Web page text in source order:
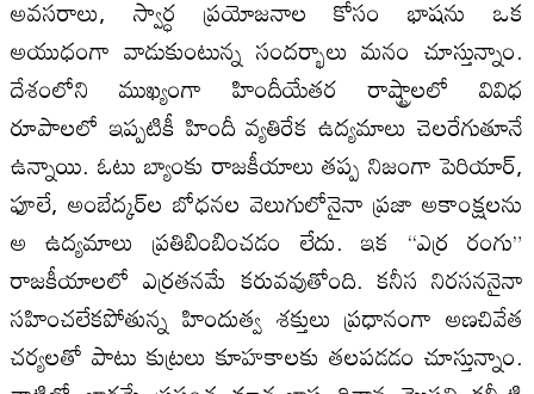
అవసరాలు, స్వార్ధ ప్రయోజనాల కోసం భాషను ఒక
అయుధంగా వాడుకుంటున్న సందర్భాలు మనం చూస్తున్నాం.
దేశంలోని ముఖ్యంగా హిందీయేతర రాష్ట్రాలలో వివిధ
రూపాలలో ఇప్పటికీ హిందీ వ్యతిరేక ఉద్యమాలు చెలరేగుతూనే
ఉన్నాయి. ఓటు బ్యాంకు రాజకీయాలు తప్ప నిజంగా పెరియార్‌,
ఫూలే, అంబేద్క‌ర్‌ల బోధనల వెలుగులోనైనా ప్రజా అకాంక్షలను
అ ఉద్యమాలు ప్రతిబింబించడం లేదు. ఇక “ఎర్ర రంగు”
రాజకీయాలలో ఎర్రతనమే కరువవుతోంది. కనీస నిరసననైనా
సహించలేకపోతున్న హిందుత్వ శక్తులు ప్రధానంగా అణచివేత
చర్యలతో పాటు కుట్రలు కూహకాలకు తలపడడం చూస్తున్నాం.